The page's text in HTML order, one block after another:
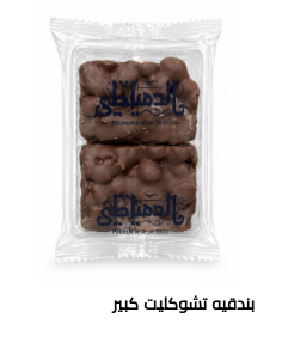
بندقيه تشوكليت كبير